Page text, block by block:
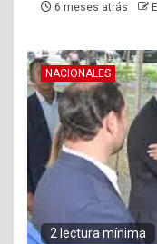
6 meses atrás
NACIONALES
2 lectura mínima